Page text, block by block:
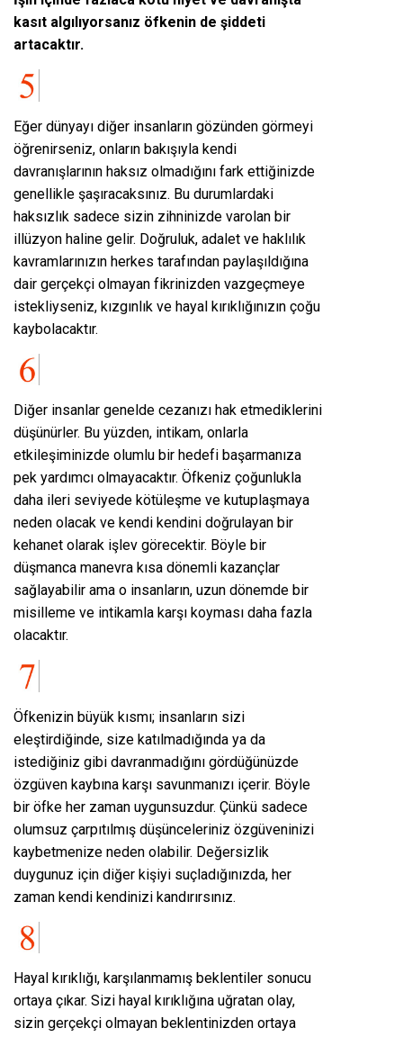
kasıt algılıyorsanız öfkenin de şiddeti
artacaktır.
Eğer dünyayı diğer insanların gözünden görmeyi
öğrenirseniz, onların bakışıyla kendi
davranışlarının haksız olmadığını fark ettiğinizde
genellikle şaşıracaksınız. Bu durumlardaki
haksızlık sadece sizin zihninizde varolan bir
illüzyon haline gelir. Doğruluk, adalet ve haklılık
kavramlarınızın herkes tarafından paylaşıldığına
dair gerçekçi olmayan fikrinizden vazgeçmeye
istekliyseniz, kızgınlık ve hayal kırıklığınızın çoğu
kaybolacaktır.
Diğer insanlar genelde cezanızı hak etmediklerini
düşünürler. Bu yüzden, intikam, onlarla
etkileşiminizde olumlu bir hedefi başarmanıza
pek yardımcı olmayacaktır. Öfkeniz çoğunlukla
daha ileri seviyede kötüleşme ve kutuplaşmaya
neden olacak ve kendi kendini doğrulayan bir
kehanet olarak işlev görecektir. Böyle bir
düşmanca manevra kısa dönemli kazançlar
sağlayabilir ama o insanların, uzun dönemde bir
misilleme ve intikamla karşı koyması daha fazla
olacaktır.
Öfkenizin büyük kısmı; insanların sizi
eleştirdiğinde, size katılmadığında ya da
istediğiniz gibi davranmadığını gördüğünüzde
özgüven kaybına karşı savunmanızı içerir. Böyle
bir öfke her zaman uygunsuzdur. Çünkü sadece
olumsuz çarpıtılmış düşünceleriniz özgüveninizi
kaybetmenize neden olabilir. Değersizlik
duygunuz için diğer kişiyi suçladığınızda, her
zaman kendi kendinizi kandırırsınız.
Hayal kırıklığı, karşılanmamış beklentiler sonucu
ortaya çıkar. Sizi hayal kırıklığına uğratan olay,
sizin gerçekçi olmayan beklentinizden ortaya